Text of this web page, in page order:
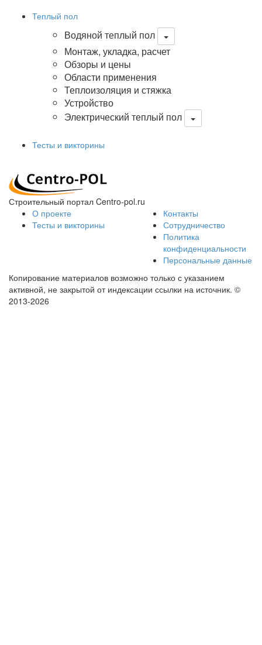
Теплый пол
Водяной теплый пол
Монтаж, укладка, расчет
Обзоры и цены
Области применения
Теплоизоляция и стяжка
Устройство
Электрический теплый пол
Тесты и викторины
Строительный портал Centro-pol.ru
О проекте
Тесты и викторины
Контакты
Сотрудничество
Политика
конфиденциальности
Персональные данные
Копирование материалов возможно только с указанием
активной, не закрытой от индексации ссылки на источник. ©
2013-2026